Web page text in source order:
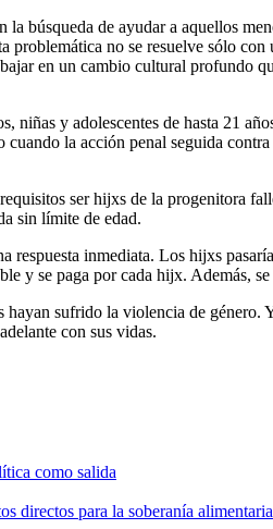
la búsqueda de ayudar a aquellos
problemática no se resuelve sólo
en un cambio cultural profundo
niñas y adolescentes de hasta 21
la acción penal seguida
ser hijxs de la progenitora
sin límite de edad.
respuesta inmediata. Los hijxs
y se paga por cada hijx. Además,
sufrido la violencia de
con sus vidas.
como salida
directos para la soberanía alimentaria